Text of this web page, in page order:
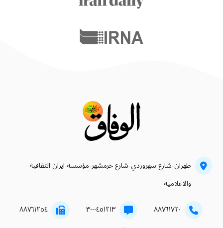
طهران-شارع سهروردي-شارع خرمشهر-مؤسسة ايران الثقافية
والاعلامية
۸۸۷٦۱۷۲۰ ۳۰۰۰٤٥۱۲۱۳ ۸۸۷٦۱۲٥٤